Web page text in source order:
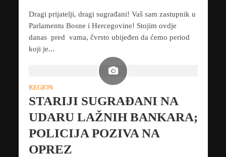
Dragi prijatelji, dragi sugrađani! Vaš sam zastupnik u
Parlamentu Bosne i Hercegovine! Stojim ovdje
danas pred vama, čvrsto ubijeđen da ćemo period
koji je...
REGION
STARIJI SUGRAĐANI NA
UDARU LAŽNIH BANKARA;
POLICIJA POZIVA NA
OPREZ